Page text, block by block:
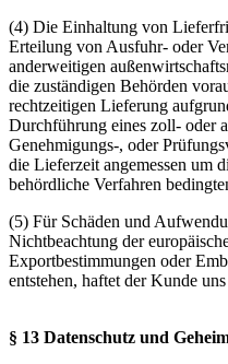
(4) Die Einhaltung von
Erteilung von Ausfuhr- oder
anderweitigen
die zuständigen Behörden
rechtzeitigen Lieferung
Durchführung eines zoll- oder
Genehmigungs-, oder
die Lieferzeit angemessen um
behördliche Verfahren
(5) Für Schäden und
Nichtbeachtung der
Exportbestimmungen oder
entstehen, haftet der Kunde
§ 13 Datenschutz und